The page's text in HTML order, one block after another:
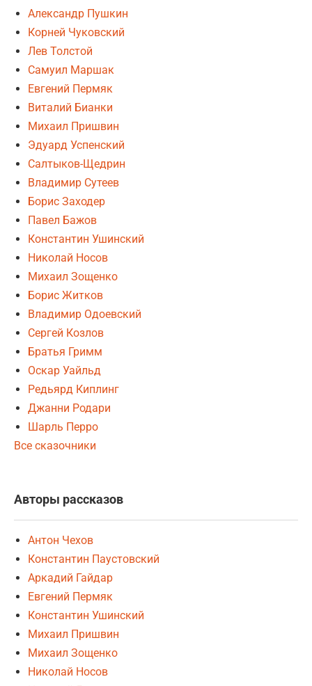
Александр Пушкин
Корней Чуковский
Лев Толстой
Самуил Маршак
Евгений Пермяк
Виталий Бианки
Михаил Пришвин
Эдуард Успенский
Салтыков-Щедрин
Владимир Сутеев
Борис Заходер
Павел Бажов
Константин Ушинский
Николай Носов
Михаил Зощенко
Борис Житков
Владимир Одоевский
Сергей Козлов
Братья Гримм
Оскар Уайльд
Редьярд Киплинг
Джанни Родари
Шарль Перро
Все сказочники
Авторы рассказов
Антон Чехов
Константин Паустовский
Аркадий Гайдар
Евгений Пермяк
Константин Ушинский
Михаил Пришвин
Михаил Зощенко
Николай Носов